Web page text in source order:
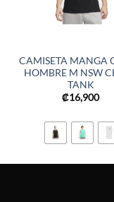
CAMISETA MANGA
HOMBRE M NSW
TANK
₡16,900